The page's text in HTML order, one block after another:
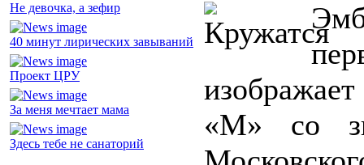
Не девочка, а зефир
40 минут лирических завываний
Проект ЦРУ
За меня мечтает мама
Здесь тебе не санаторий
«М» со